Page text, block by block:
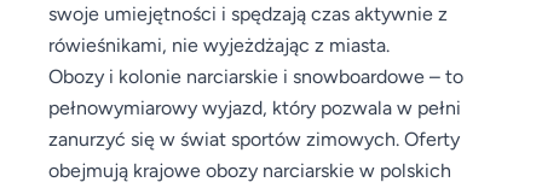
swoje umiejętności i spędzają czas aktywnie z
rówieśnikami, nie wyjeżdżając z miasta.
Obozy i kolonie narciarskie i snowboardowe – to
pełnowymiarowy wyjazd, który pozwala w pełni
zanurzyć się w świat sportów zimowych. Oferty
obejmują krajowe obozy narciarskie w polskich